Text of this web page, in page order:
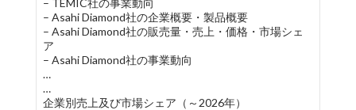
– TEMIC社の事業動向
– Asahi Diamond社の企業概要・製品概要
– Asahi Diamond社の販売量・売上・価格・市場シェ
ア
– Asahi Diamond社の事業動向
…
…
企業別売上及び市場シェア（～2026年）